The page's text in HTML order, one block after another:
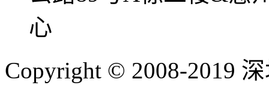
心
Copyright © 2008-2019